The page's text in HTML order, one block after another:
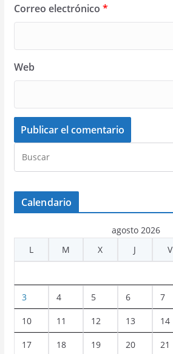
Correo electrónico *
Web
Calendario
agosto 2026
L
M X J V
3 4 5 6 7
10 11 12 13 14
17 18 19 20 21